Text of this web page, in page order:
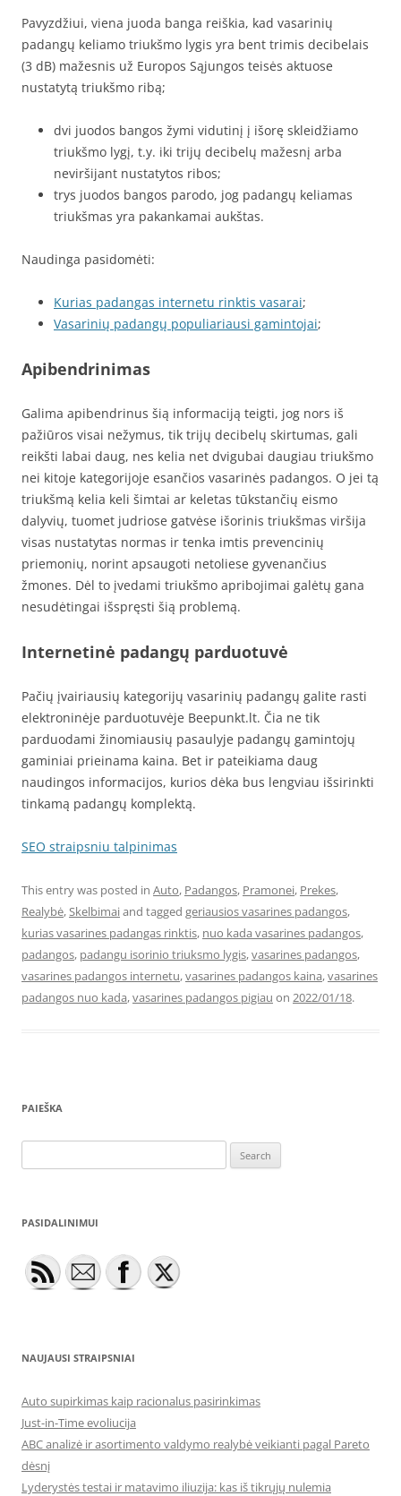
Pavyzdžiui, viena juoda banga reiškia, kad vasarinių
padangų keliamo triukšmo lygis yra bent trimis decibelais
(3 dB) mažesnis už Europos Sąjungos teisės aktuose
nustatytą triukšmo ribą;
dvi juodos bangos žymi vidutinį į išorę skleidžiamo
triukšmo lygį, t.y. iki trijų decibelų mažesnį arba
neviršijant nustatytos ribos;
trys juodos bangos parodo, jog padangų keliamas
triukšmas yra pakankamai aukštas.
Naudinga pasidomėti:
Kurias padangas internetu rinktis vasarai;
Vasarinių padangų populiariausi gamintojai;
Apibendrinimas
Galima apibendrinus šią informaciją teigti, jog nors iš
pažiūros visai nežymus, tik trijų decibelų skirtumas, gali
reikšti labai daug, nes kelia net dvigubai daugiau triukšmo
nei kitoje kategorijoje esančios vasarinės padangos. O jei tą
triukšmą kelia keli šimtai ar keletas tūkstančių eismo
dalyvių, tuomet judriose gatvėse išorinis triukšmas viršija
visas nustatytas normas ir tenka imtis prevencinių
priemonių, norint apsaugoti netoliese gyvenančius
žmones. Dėl to įvedami triukšmo apribojimai galėtų gana
nesudėtingai išspręsti šią problemą.
Internetinė padangų parduotuvė
Pačių įvairiausių kategorijų vasarinių padangų galite rasti
elektroninėje parduotuvėje Beepunkt.lt. Čia ne tik
parduodami žinomiausių pasaulyje padangų gamintojų
gaminiai prieinama kaina. Bet ir pateikiama daug
naudingos informacijos, kurios dėka bus lengviau išsirinkti
tinkamą padangų komplektą.
SEO straipsniu talpinimas
This entry was posted in Auto, Padangos, Pramonei, Prekes,
Realybė,Skelbimaiand tagged geriausios vasarines padangos,
kurias vasarines padangas rinktis, nuo kada vasarines padangos,
padangos, padangu isorinio triuksmo lygis,vasarines padangos,
vasarines padangos internetu,vasarines padangos kaina,vasarines
padangos nuo kada,vasarines padangos pigiau on 2022/01/18.
PAIEŠKA
for:
PASIDALINIMUI
NAUJAUSI STRAIPSNIAI
Auto supirkimas kaip racionalus pasirinkimas
Just-in-Time evoliucija
ABC analizė ir asortimento valdymo realybė veikianti pagal Pareto
dėsnį
Lyderystės testai ir matavimo iliuzija: kas iš tikrųjų nulemia